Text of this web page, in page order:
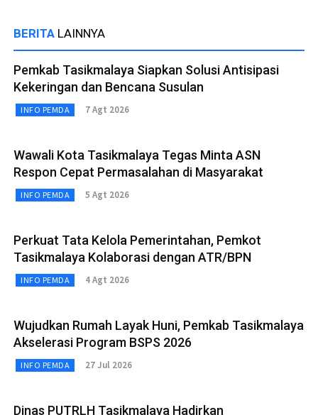
BERITA LAINNYA
Pemkab Tasikmalaya Siapkan Solusi Antisipasi
Kekeringan dan Bencana Susulan
INFO PEMDA 7 Agt 2026
Wawali Kota Tasikmalaya Tegas Minta ASN
Respon Cepat Permasalahan di Masyarakat
INFO PEMDA 5 Agt 2026
Perkuat Tata Kelola Pemerintahan, Pemkot
Tasikmalaya Kolaborasi dengan ATR/BPN
INFO PEMDA 4 Agt 2026
Wujudkan Rumah Layak Huni, Pemkab Tasikmalaya
Akselerasi Program BSPS 2026
INFO PEMDA 27 Jul 2026
Dinas PUTRLH Tasikmalaya Hadirkan